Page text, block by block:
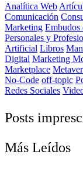
Analítica Web
Comunicación
Marketing Embudos
Personales y
Artificial Libros
Digital Marketing
Marketplace
No-Code off-topic
Redes Sociales
Posts
Más Leídos